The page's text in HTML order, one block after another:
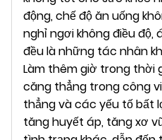
động, chế độ ăn uống
nghỉ ngơi không điều độ,
đều là những tác nhân
Làm thêm giờ trong thời
căng thẳng trong công
thẳng và các yếu tố bất
tăng huyết áp, tăng xơ